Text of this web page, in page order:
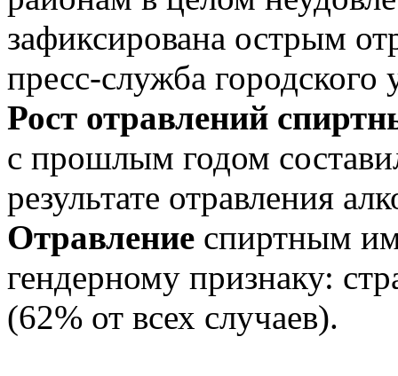
зафиксирована острым
пресс-служба городского
Рост отравлений
с прошлым годом
результате отравления
Отравление спиртным
гендерному признаку:
(62% от всех случаев).